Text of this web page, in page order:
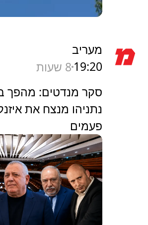
מעריב
19:20 8 שעות
סקר מנדטים: מהפך
נתניהו מנצח את
פעמים